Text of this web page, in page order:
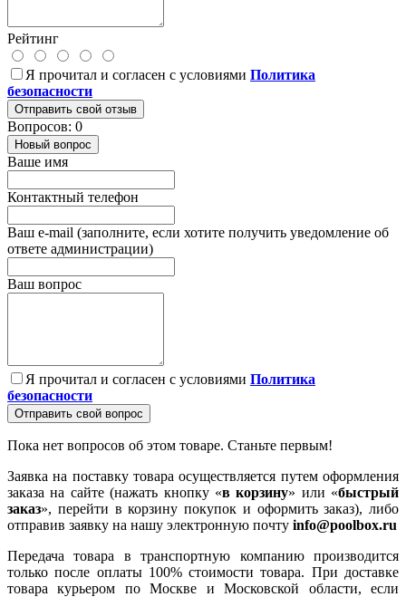
Рейтинг
Я прочитал и согласен с условиями Политика
безопасности
Отправить свой отзыв
Вопросов: 0
Новый вопрос
Ваше имя
Контактный телефон
Ваш e-mail (заполните, если хотите получить уведомление об
ответе администрации)
Ваш вопрос
Я прочитал и согласен с условиями Политика
безопасности
Отправить свой вопрос
Пока нет вопросов об этом товаре. Станьте первым!
Заявка на поставку товара осуществляется путем оформления
заказа на сайте (нажать кнопку «в корзину» или «быстрый
заказ», перейти в корзину покупок и оформить заказ), либо
отправив заявку на нашу электронную почту info@poolbox.ru
Передача товара в транспортную компанию производится
только после оплаты 100% стоимости товара. При доставке
товара курьером по Москве и Московской области, если